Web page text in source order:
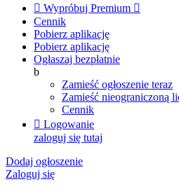
 Wypróbuj Premium 
Cennik
Pobierz aplikację
Pobierz aplikację
Ogłaszaj bezpłatnie
b
Zamieść ogłoszenie teraz
Zamieść nieograniczoną
Cennik
 Logowanie
zaloguj się tutaj
Dodaj ogłoszenie
Zaloguj się